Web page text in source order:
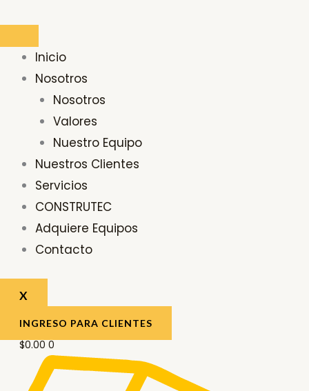
contenido
Inicio
Nosotros
Nosotros
Valores
Nuestro Equipo
Nuestros Clientes
Servicios
CONSTRUTEC
Adquiere Equipos
Contacto
X
INGRESO PARA CLIENTES
$0.00 0